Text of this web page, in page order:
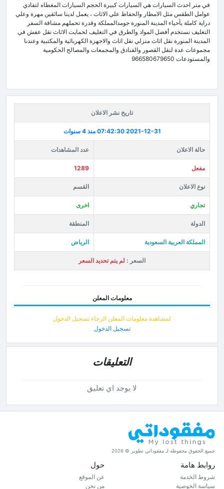
في متر احدث السيارات هي السيارات كبيرة الحجم السيارات المغطاه لتفادي
عوامل الطقس مثل الامطار والحفاظ علي الاثاث ، يعمل لدينا سائقين مهرة وعلي
دراية كاملة بأحياء المدينة المنورة جومدالمملكة وقدرة تحملهم مشاقة السفر
التغليف نستخدم أفضل المواد والطرق في التغليف لحمايت الاثاث نقل عفش في
المدينة المنورة نقل اثاث منزلي نقل اثاث والاجهزة الكهربائية والمكتبية وعندنا
مجموعات عدة لنقل القصور والفنادق والمجمعات والمصالح الحكومية
والمستودعات 966580679650
تاريخ نشر الاعلان
2021-12-31 07:42:30 منذ 4 سنوات
حالة الاعلان عدد المشاهدات
مفعل 1289
نوع الاعلان القسم
تجاري اخرى
الدولة المنطقة
المملكة العربية السعودية الرياض
السعر : لم يتم تحديد السعر
معلومات المعلن
لمشاهدة معلومات المعلن الرجاء تسجيل الدخول
تسجيل الدخول
التعليقات
لا يوجد اي تعليق
جميع الحقوق محفوظه لـ مفقوداتي تطوير © 2026
روابط هامة
شروط الخدمة
سياسة الخوصية
حول
عن الموقع
من نحن